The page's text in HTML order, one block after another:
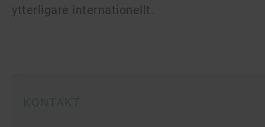
ytterligare internationellt.